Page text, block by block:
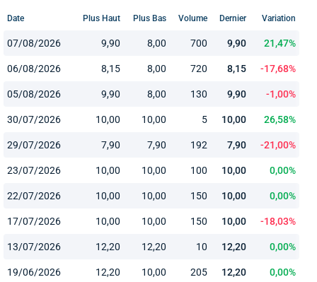
Date Plus Haut Plus Bas Volume Dernier Variation
07/08/2026 9,90 8,00 700 9,90 21,47%
06/08/2026 8,15 8,00 720 8,15 -17,68%
05/08/2026 9,90 8,00 130 9,90 -1,00%
30/07/2026 10,00 10,00 5 10,00 26,58%
29/07/2026 7,90 7,90 192 7,90 -21,00%
23/07/2026 10,00 10,00 100 10,00 0,00%
22/07/2026 10,00 10,00 150 10,00 0,00%
17/07/2026 10,00 10,00 150 10,00 -18,03%
13/07/2026 12,20 12,20 10 12,20 0,00%
19/06/2026 12,20 10,00 205 12,20 0,00%